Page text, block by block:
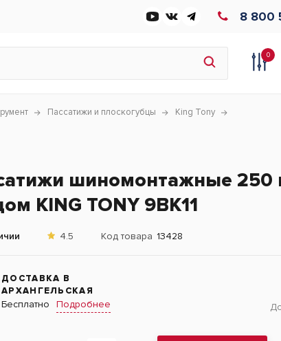
8 800
0
Пассатижи и плоскогубцы
King Tony
шиномонтажные 250
KING TONY 9BK11
4.5 Код товара 13428
ДОСТАВКА В
АРХАНГЕЛЬСКАЯ
Бесплатно Подробнее